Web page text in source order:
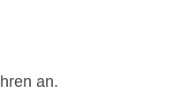
an.